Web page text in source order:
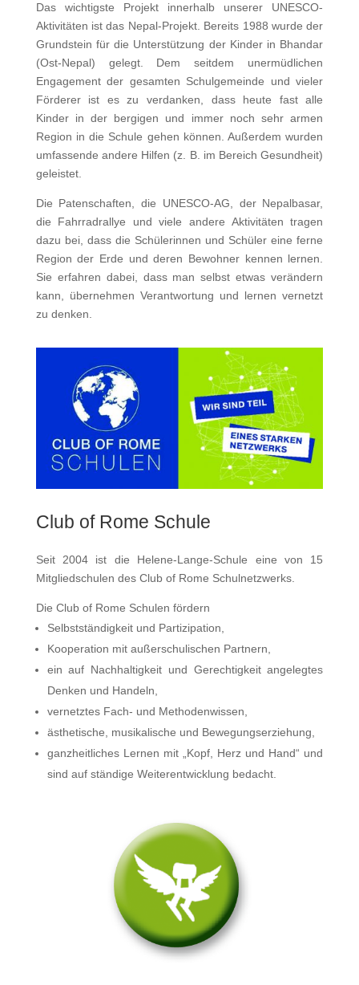
Das wichtigste Projekt innerhalb unserer UNESCO-
Aktivitäten ist das Nepal-Projekt. Bereits 1988 wurde der
Grundstein für die Unterstützung der Kinder in Bhandar
(Ost-Nepal) gelegt. Dem seitdem unermüdlichen
Engagement der gesamten Schulgemeinde und vieler
Förderer ist es zu verdanken, dass heute fast alle
Kinder in der bergigen und immer noch sehr armen
Region in die Schule gehen können. Außerdem wurden
umfassende andere Hilfen (z. B. im Bereich Gesundheit)
geleistet.
Die Patenschaften, die UNESCO-AG, der Nepalbasar,
die Fahrradrallye und viele andere Aktivitäten tragen
dazu bei, dass die Schülerinnen und Schüler eine ferne
Region der Erde und deren Bewohner kennen lernen.
Sie erfahren dabei, dass man selbst etwas verändern
kann, übernehmen Verantwortung und lernen vernetzt
zu denken.
Club of Rome Schule
Seit 2004 ist die Helene-Lange-Schule eine von 15
Mitgliedschulen des Club of Rome Schulnetzwerks.
Die Club of Rome Schulen fördern
Selbstständigkeit und Partizipation,
Kooperation mit außerschulischen Partnern,
ein auf Nachhaltigkeit und Gerechtigkeit angelegtes
Denken und Handeln,
vernetztes Fach- und Methodenwissen,
ästhetische, musikalische und Bewegungserziehung,
ganzheitliches Lernen mit „Kopf, Herz und Hand“ und
sind auf ständige Weiterentwicklung bedacht.